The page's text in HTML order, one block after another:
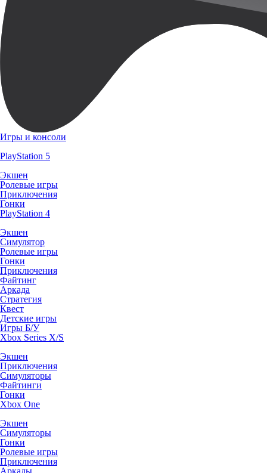
Игры и консоли
PlayStation 5
Экшен
Ролевые игры
Приключения
Гонки
PlayStation 4
Экшен
Симулятор
Ролевые игры
Гонки
Приключения
Файтинг
Аркада
Стратегия
Квест
Детские игры
Игры Б/У
Xbox Series X/S
Экшен
Приключения
Симуляторы
Файтинги
Гонки
Xbox One
Экшен
Симуляторы
Гонки
Ролевые игры
Приключения
Аркады